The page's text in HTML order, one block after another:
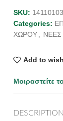
SKU:
Categories:
ΧΩΡΟΥ
ΝΕΕΣ
Add to
Μοιραστείτε
DESCRIPTION